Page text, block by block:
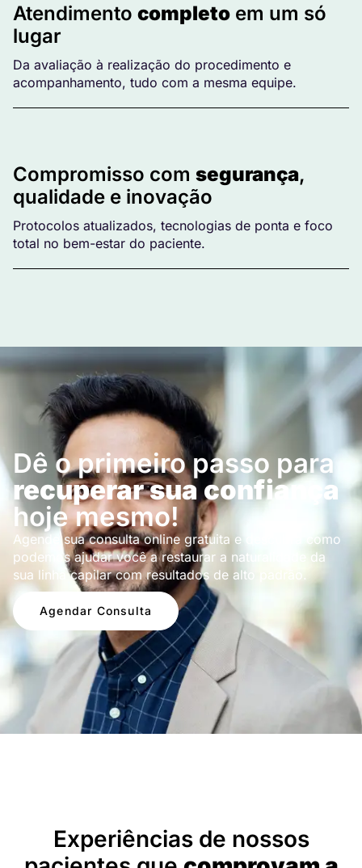
Atendimento completo em um só
lugar
Da avaliação à realização do procedimento e
acompanhamento, tudo com a mesma equipe.
Compromisso com segurança,
qualidade e inovação
Protocolos atualizados, tecnologias de ponta e foco
total no bem-estar do paciente.
Dê o primeiro passo para
recuperar sua confiança
hoje mesmo!
Agende sua consulta online gratuita e descubra como
podemos ajudar você a restaurar a naturalidade da
sua linha capilar com resultados de alto padrão.
Agendar Consulta
Experiências de nossos